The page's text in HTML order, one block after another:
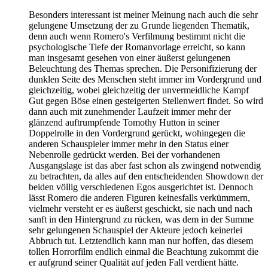
Besonders interessant ist meiner Meinung nach auch die sehr
gelungene Umsetzung der zu Grunde liegenden Thematik,
denn auch wenn Romero's Verfilmung bestimmt nicht die
psychologische Tiefe der Romanvorlage erreicht, so kann
man insgesamt gesehen von einer äußerst gelungenen
Beleuchtung des Themas sprechen. Die Personifizierung der
dunklen Seite des Menschen steht immer im Vordergrund und
gleichzeitig, wobei gleichzeitig der unvermeidliche Kampf
Gut gegen Böse einen gesteigerten Stellenwert findet. So wird
dann auch mit zunehmender Laufzeit immer mehr der
glänzend auftrumpfende Tomothy Hutton in seiner
Doppelrolle in den Vordergrund gerückt, wohingegen die
anderen Schauspieler immer mehr in den Status einer
Nebenrolle gedrückt werden. Bei der vorhandenen
Ausgangslage ist das aber fast schon als zwingend notwendig
zu betrachten, da alles auf den entscheidenden Showdown der
beiden völlig verschiedenen Egos ausgerichtet ist. Dennoch
lässt Romero die anderen Figuren keinesfalls verkümmern,
vielmehr versteht er es äußerst geschickt, sie nach und nach
sanft in den Hintergrund zu rücken, was dem in der Summe
sehr gelungenen Schauspiel der Akteure jedoch keinerlei
Abbruch tut. Letztendlich kann man nur hoffen, das diesem
tollen Horrorfilm endlich einmal die Beachtung zukommt die
er aufgrund seiner Qualität auf jeden Fall verdient hätte.